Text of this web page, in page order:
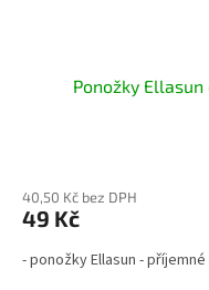
Ponožky
40,50 Kč bez DPH
49 Kč
- ponožky Ellasun -